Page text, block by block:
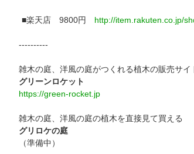
■楽天店 9800円 http://item.rakuten.co.jp/
----------
雑木の庭、洋風の庭がつくれる植木の販売サイ
グリーンロケット
https://green-rocket.jp
雑木の庭、洋風の庭の植木を直接見て買える
グリロケの庭
（準備中）